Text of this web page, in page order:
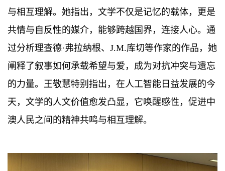
与相互理解。她指出，文学不仅是记忆的载体，更是
共情与自反性的媒介，能够跨越国界，连接人心。通
过分析理查德·弗拉纳根、J.M.库切等作家的作品，她
阐释了叙事如何承载希望与爱，成为对抗冲突与遗忘
的力量。王敬慧特别指出，在人工智能日益发展的今
天，文学的人文价值愈发凸显，它唤醒感性，促进中
澳人民之间的精神共鸣与相互理解。